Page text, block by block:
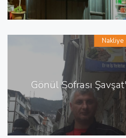
Gönül Sofrası
Nakliye